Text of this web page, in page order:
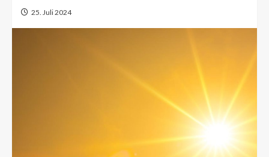
25. Juli 2024